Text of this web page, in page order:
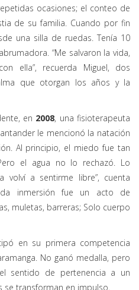
ocasiones; el conteo de
de su familia. Cuando por fin
una silla de ruedas. Tenía 10
“Me salvaron la vida,
ella”, recuerda Miguel, dos
que otorgan los años y la
en 2008, una fisioterapeuta
le mencionó la natación
Al principio, el miedo fue tan
el agua no lo rechazó. Lo
volví a sentirme libre”, cuenta
inmersión fue un acto de
muletas, barreras; Solo cuerpo
en su primera competencia
No ganó medalla, pero
sentido de pertenencia a un
se transforman en impulso.